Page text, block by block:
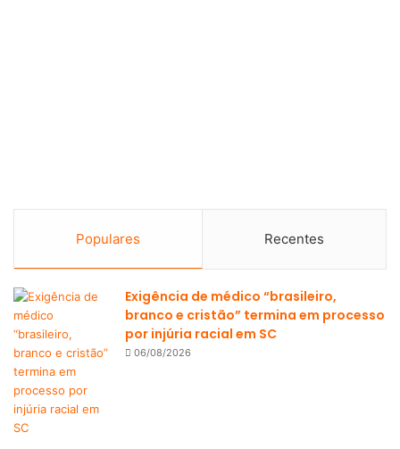
Populares Recentes
Exigência de médico “brasileiro,
branco e cristão” termina em processo
por injúria racial em SC
06/08/2026